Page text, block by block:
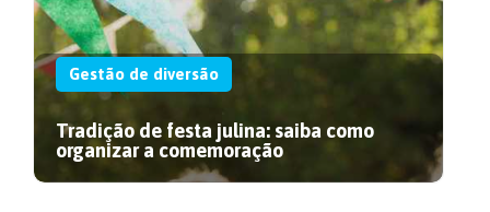
Gestão de diversão
Tradição de festa julina: saiba como
organizar a comemoração